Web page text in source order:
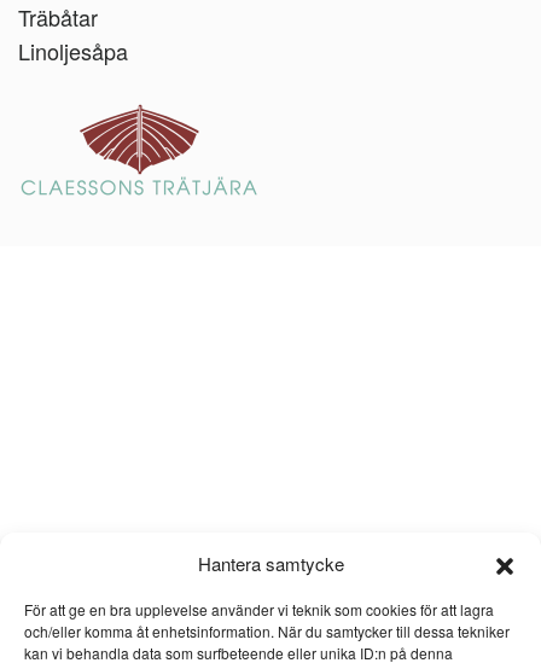
Hantera samtycke
För att ge en bra upplevelse använder vi teknik som cookies för att lagra
och/eller komma åt enhetsinformation. När du samtycker till dessa tekniker
kan vi behandla data som surfbeteende eller unika ID:n på denna
Träbåtar
Linoljesåpa